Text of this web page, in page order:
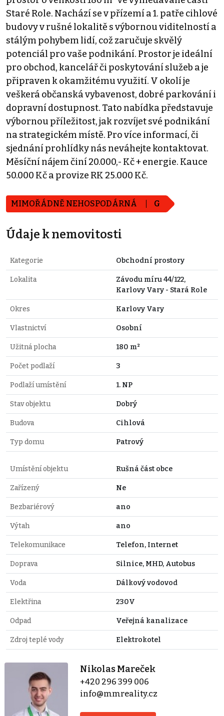
Staré Role. Nachází se v přízemí a 1. patře cihlové
budovy v rušné lokalitě s výbornou viditelností a
stálým pohybem lidí, což zaručuje skvělý
potenciál pro vaše podnikání. Prostor je ideální
pro obchod, kancelář či poskytování služeb a je
připraven k okamžitému využití. V okolí je
veškerá občanská vybavenost, dobré parkování i
dopravní dostupnost. Tato nabídka představuje
výbornou příležitost, jak rozvíjet své podnikání
na strategickém místě. Pro více informací, či
sjednání prohlídky nás neváhejte kontaktovat.
Měsíční nájem činí 20.000,- Kč + energie. Kauce
50.000 Kč a provize RK 25.000 Kč.
MIMOŘÁDNĚ NEHOSPODÁRNÁ G
Údaje k nemovitosti
Kategorie Obchodní prostory
Lokalita
Závodu míru 44/122,
Karlovy Vary - Stará Role
Okres Karlovy Vary
Vlastnictví Osobní
Užitná plocha 180 m²
Počet podlaží 3
Podlaží umístění 1. NP
Stav objektu Dobrý
Budova Cihlová
Typ domu Patrový
Umístění objektu Rušná část obce
Zařízený Ne
Bezbariérový ano
Výtah ano
Telekomunikace Telefon, Internet
Doprava Silnice, MHD, Autobus
Voda Dálkový vodovod
Elektřina 230V
Odpad Veřejná kanalizace
Zdroj teplé vody Elektrokotel
Nikolas Mareček
+420 296 399 006
info@mmreality.cz